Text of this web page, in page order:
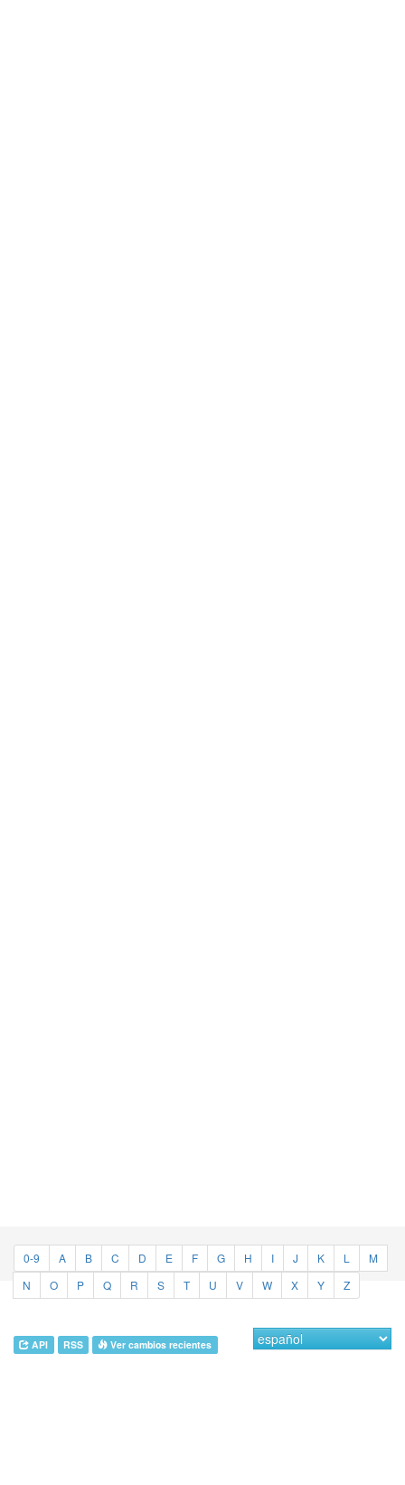
0-9 A B C D E F G H I J K L
M
N
O P Q R S T U V W X Y Z
API RSS Ver cambios recientes